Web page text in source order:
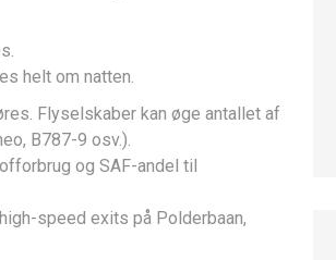
helt om natten.
Flyselskaber kan øge antallet af
B787-9 osv.).
og SAF-andel til
speed exits på Polderbaan,